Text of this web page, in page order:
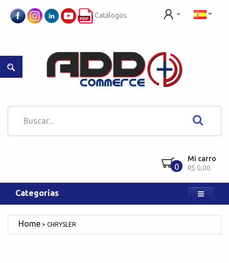
Catálogos
0
Mi carro
R$ 0,00
Categorías
CHRYSLER